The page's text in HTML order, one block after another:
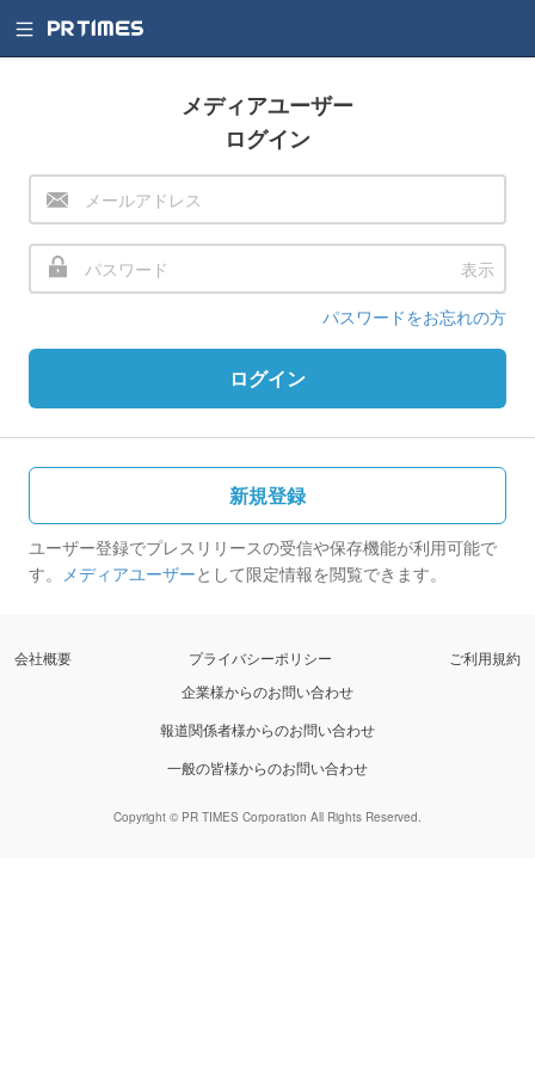
メディアユーザー
ログイン
表示
パスワードをお忘れの方
ログイン
新規登録
ユーザー登録でプレスリリースの受信や保存機能が利用可能で
す。 メディアユーザーとして限定情報を閲覧できます。
会社概要 プライバシーポリシー
ご利用規約
企業様からのお問い合わせ
報道関係者様からのお問い合わせ
一般の皆様からのお問い合わせ
Copyright © PR TIMES Corporation All Rights Reserved.